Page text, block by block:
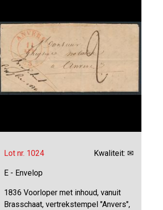
Lot nr. 1024 Kwaliteit: ✉
E - Envelop
1836 Voorloper met inhoud, vanuit
Brasschaat, vertrekstempel "Anvers",